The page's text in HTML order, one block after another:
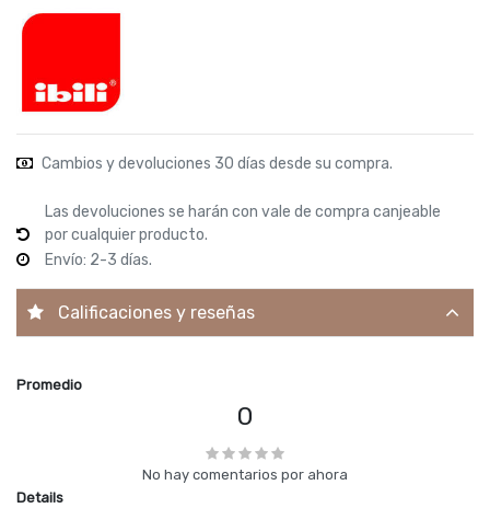
Cambios y devoluciones 30 días desde su compra.
Las devoluciones se harán con vale de compra canjeable
por cualquier producto.
Envío: 2-3 días.
Calificaciones y reseñas
Promedio
0
No hay comentarios por ahora
Details